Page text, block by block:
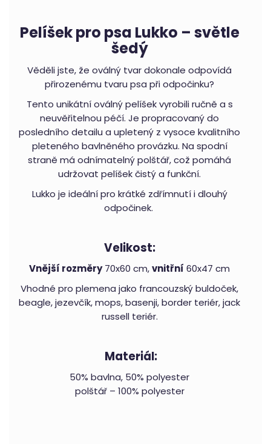
Pelíšek pro psa Lukko – světle
šedý
Věděli jste, že oválný tvar dokonale odpovídá
přirozenému tvaru psa při odpočinku?
Tento unikátní oválný pelíšek vyrobili ručně a s
neuvěřitelnou péčí. Je propracovaný do
posledního detailu a upletený z vysoce kvalitního
pleteného bavlněného provázku. Na spodní
straně má odnímatelný polštář, což pomáhá
udržovat pelíšek čistý a funkční.
Lukko je ideální pro krátké zdřímnutí i dlouhý
odpočinek.
Velikost:
Vnější rozměry 70x60 cm,vnitřní 60x47 cm
Vhodné pro plemena jako francouzský buldoček,
beagle, jezevčík, mops, basenji, border teriér, jack
russell teriér.
Materiál:
50% bavlna, 50% polyester
polštář – 100% polyester